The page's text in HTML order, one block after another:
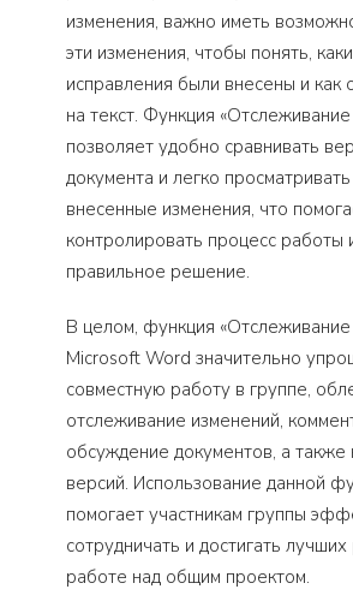
изменения, важно иметь
эти изменения, чтобы понять,
исправления были внесены и как
на текст. Функция
позволяет удобно сравнивать
документа и легко
внесенные изменения, что
контролировать процесс работы
правильное решение.
В целом, функция «Отслеживание
Microsoft Word значительно
совместную работу в группе,
отслеживание изменений,
обсуждение документов, а также
версий. Использование данной
помогает участникам группы
сотрудничать и достигать
работе над общим проектом.